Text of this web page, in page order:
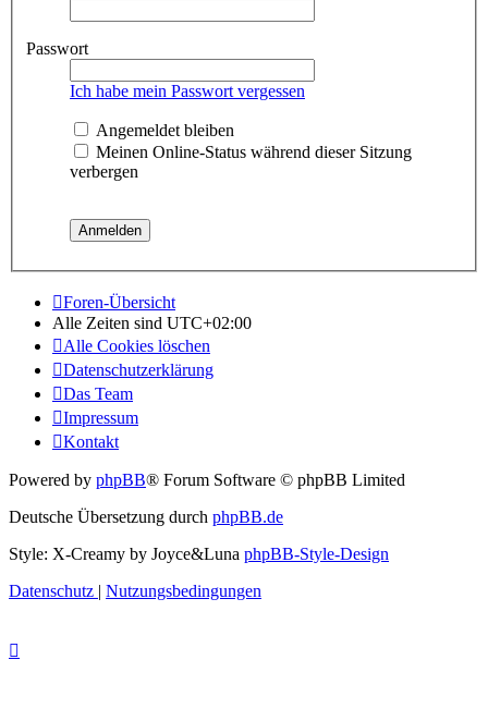
Passwort
Ich habe mein Passwort vergessen
Angemeldet bleiben
Meinen Online-Status während dieser Sitzung
verbergen
Foren-Übersicht
Alle Zeiten sind UTC+02:00
Alle Cookies löschen
Datenschutzerklärung
Das Team
Impressum
Kontakt
Powered by phpBB® Forum Software © phpBB Limited
Deutsche Übersetzung durch phpBB.de
Style: X-Creamy by Joyce&Luna phpBB-Style-Design
Datenschutz | Nutzungsbedingungen